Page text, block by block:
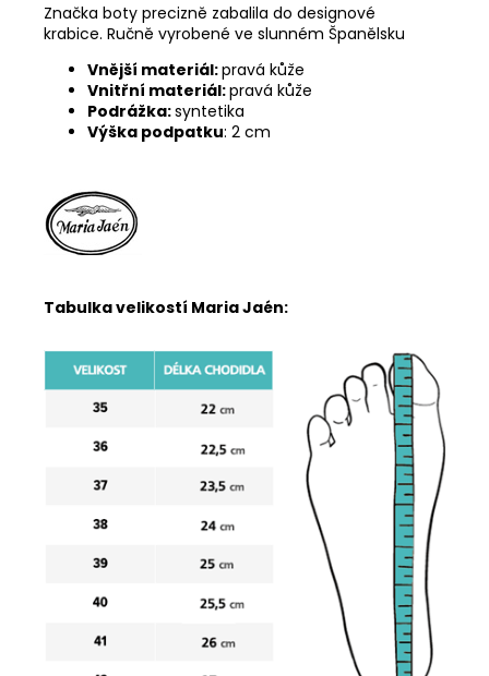
Značka boty precizně zabalila do designové
krabice. Ručně vyrobené ve slunném Španělsku
Vnější materiál:pravá kůže
Vnitřní materiál:pravá kůže
Podrážka:syntetika
Výška podpatku: 2 cm
Tabulka velikostí Maria Jaén: